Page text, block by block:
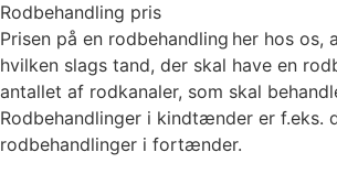
Rodbehandling pris
Prisen på en rodbehandling her hos
hvilken slags tand, der skal have en
antallet af rodkanaler, som skal
Rodbehandlinger i kindtænder er f.eks.
rodbehandlinger i fortænder.